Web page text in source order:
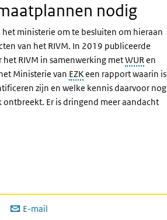
nodig
het ministerie om te besluiten om hieraan
van het RIVM. In 2019 publiceerde
RIVM in samenwerking metWURen
Ministerie van EZKeen rapport waarin is
zijn en welke kennis daarvoor nog
Er is dringend meer aandacht
E-mail